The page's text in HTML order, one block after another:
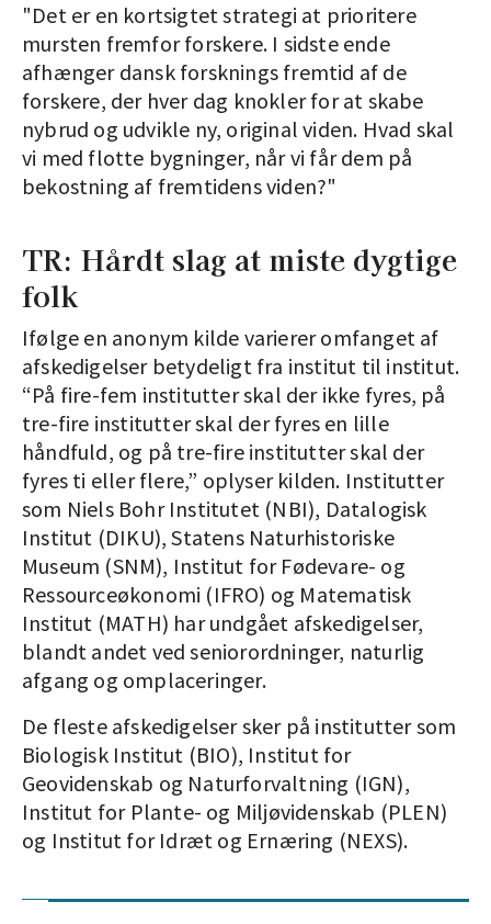
"Det er en kortsigtet strategi at prioritere
mursten fremfor forskere. I sidste ende
afhænger dansk forsknings fremtid af de
forskere, der hver dag knokler for at skabe
nybrud og udvikle ny, original viden. Hvad skal
vi med flotte bygninger, når vi får dem på
bekostning af fremtidens viden?"
TR: Hårdt slag at miste dygtige
folk
Ifølge en anonym kilde varierer omfanget af
afskedigelser betydeligt fra institut til institut.
“På fire-fem institutter skal der ikke fyres, på
tre-fire institutter skal der fyres en lille
håndfuld, og på tre-fire institutter skal der
fyres ti eller flere,” oplyser kilden. Institutter
som Niels Bohr Institutet (NBI), Datalogisk
Institut (DIKU), Statens Naturhistoriske
Museum (SNM), Institut for Fødevare- og
Ressourceøkonomi (IFRO) og Matematisk
Institut (MATH) har undgået afskedigelser,
blandt andet ved seniorordninger, naturlig
afgang og omplaceringer.
De fleste afskedigelser sker på institutter som
Biologisk Institut (BIO), Institut for
Geovidenskab og Naturforvaltning (IGN),
Institut for Plante- og Miljøvidenskab (PLEN)
og Institut for Idræt og Ernæring (NEXS).